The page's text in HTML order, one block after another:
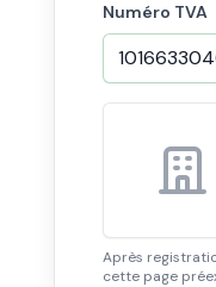
Numéro TVA
Après
cette page